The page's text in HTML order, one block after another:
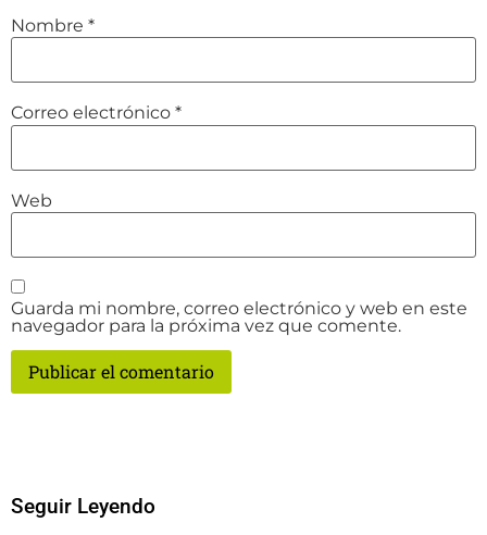
Nombre *
Correo electrónico *
Web
Guarda mi nombre, correo electrónico y web en este
navegador para la próxima vez que comente.
Seguir Leyendo